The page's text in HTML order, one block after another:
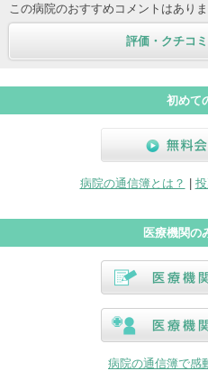
この病院のおすすめコメントはあり
評価・クチコ
初めて
病院の通信簿とは？
医療機関の
病院の通信簿で感